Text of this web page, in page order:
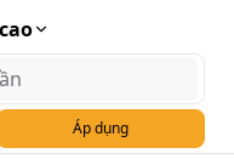
Áp dụng